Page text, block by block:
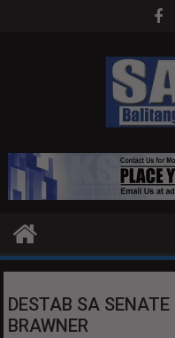
DESTAB SA
BRAWNER